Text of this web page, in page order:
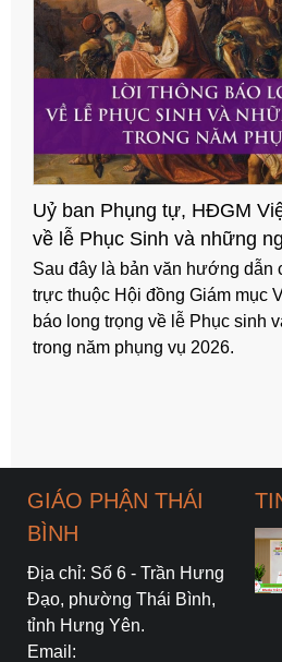
Hướng dẫn cử hành lễ Các
Đẳng Linh hồn năm 2025
Sau đây là hướng dẫn của Ủy
cử hành lễ Các Thánh và lễ
2025.
GIÁO PHẬN THÁI
BÌNH
Địa chỉ: Số 6 - Trần Hưng
Đạo, phường Thái Bình,
tỉnh Hưng Yên.
Email: